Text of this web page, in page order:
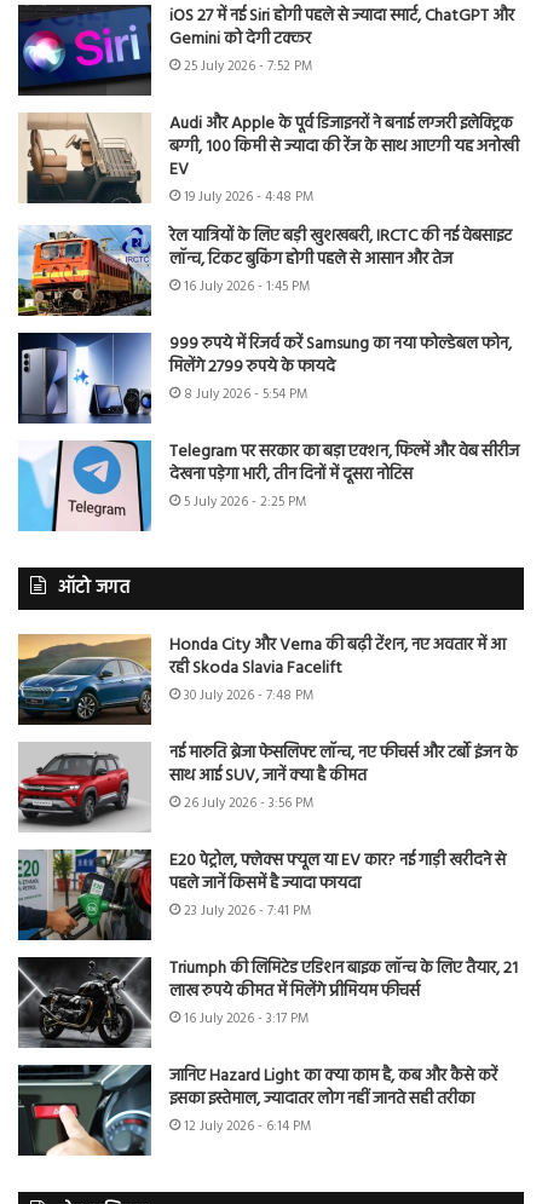
iOS 27 में नई Siri होगी पहले से ज्यादा स्मार्ट, ChatGPT और
Gemini को देगी टक्कर
25 July 2026 - 7:52 PM
Audi और Apple के पूर्व डिजाइनरों ने बनाई लग्जरी इलेक्ट्रिक
बग्गी, 100 किमी से ज्यादा की रेंज के साथ आएगी यह अनोखी
EV
19 July 2026 - 4:48 PM
रेल यात्रियों के लिए बड़ी खुशखबरी, IRCTC की नई वेबसाइट
लॉन्च, टिकट बुकिंग होगी पहले से आसान और तेज
16 July 2026 - 1:45 PM
999 रुपये में रिजर्व करें Samsung का नया फोल्डेबल फोन,
मिलेंगे 2799 रुपये के फायदे
8 July 2026 - 5:54 PM
Telegram पर सरकार का बड़ा एक्शन, फिल्में और वेब सीरीज
देखना पड़ेगा भारी, तीन दिनों में दूसरा नोटिस
5 July 2026 - 2:25 PM
ऑटो जगत
Honda City और Verna की बढ़ी टेंशन, नए अवतार में आ
रही Skoda Slavia Facelift
30 July 2026 - 7:48 PM
नई मारुति ब्रेजा फेसलिफ्ट लॉन्च, नए फीचर्स और टर्बो इंजन के
साथ आई SUV, जानें क्या है कीमत
26 July 2026 - 3:56 PM
E20 पेट्रोल, फ्लेक्स फ्यूल या EV कार? नई गाड़ी खरीदने से
पहले जानें किसमें है ज्यादा फायदा
23 July 2026 - 7:41 PM
Triumph की लिमिटेड एडिशन बाइक लॉन्च के लिए तैयार, 21
लाख रुपये कीमत में मिलेंगे प्रीमियम फीचर्स
16 July 2026 - 3:17 PM
जानिए Hazard Light का क्या काम है, कब और कैसे करें
इसका इस्तेमाल, ज्यादातर लोग नहीं जानते सही तरीका
12 July 2026 - 6:14 PM